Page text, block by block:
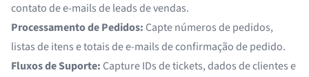
contato de e-mails de leads de vendas.
Processamento de Pedidos: Capte números de pedidos,
listas de itens e totais de e-mails de confirmação de pedido.
Fluxos de Suporte: Capture IDs de tickets, dados de clientes e